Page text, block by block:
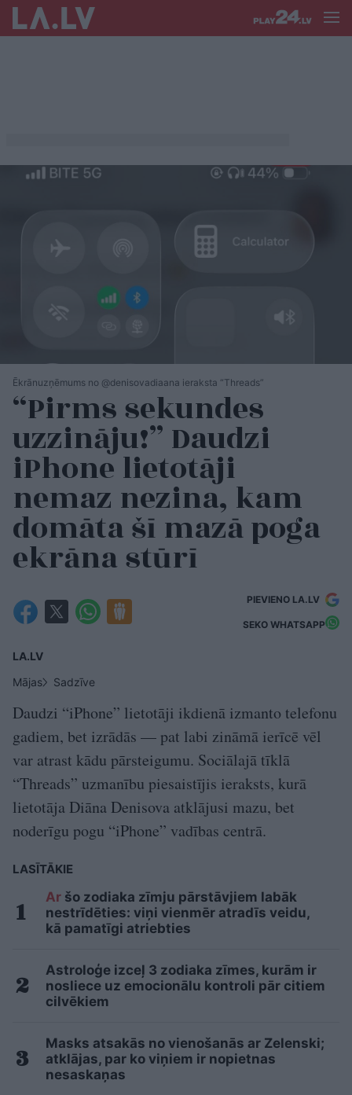
Ēkrānuzņēmums no @denisovadiaana ieraksta “Threads”
“Pirms sekundes
uzzināju!” Daudzi
iPhone lietotāji
nemaz nezina, kam
domāta šī mazā poga
ekrāna stūrī
PIEVIENO LA.LV
SEKO WHATSAPP
LA.LV
Mājas
Sadzīve
Daudzi “iPhone” lietotāji ikdienā izmanto telefonu
gadiem, bet izrādās — pat labi zināmā ierīcē vēl
var atrast kādu pārsteigumu. Sociālajā tīklā
“Threads” uzmanību piesaistījis ieraksts, kurā
lietotāja Diāna Denisova atklājusi mazu, bet
noderīgu pogu “iPhone” vadības centrā.
LASĪTĀKIE
Ar šo zodiaka zīmju pārstāvjiem labāk
nestrīdēties: viņi vienmēr atradīs veidu,
kā pamatīgi atriebties
Astroloģe izceļ 3 zodiaka zīmes, kurām ir
nosliece uz emocionālu kontroli pār citiem
cilvēkiem
Masks atsakās no vienošanās ar Zelenski;
atklājas, par ko viņiem ir nopietnas
nesaskaņas